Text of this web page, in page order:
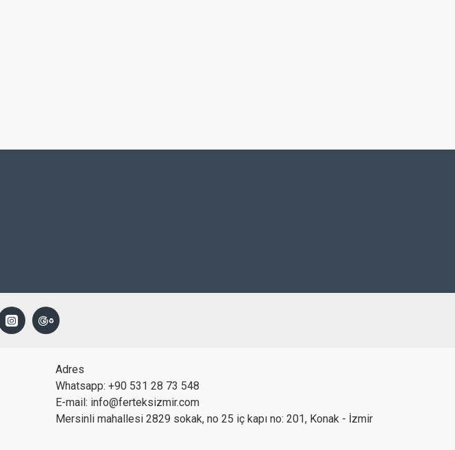
Adres
Whatsapp: +90 531 28 73 548
E-mail: info@ferteksizmir.com
Mersinli mahallesi 2829 sokak, no 25 iç kapı no: 201, Konak - İzmir